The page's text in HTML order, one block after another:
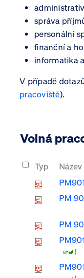
správa
personální
finanční a
informatika
V případě
pracoviště).
Volná
Typ Název
PM
PM